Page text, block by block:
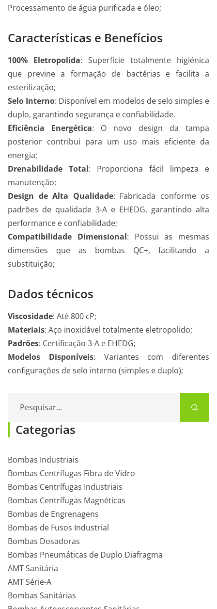
Processamento de água purificada e óleo;
Características e Benefícios
100% Eletropolida: Superfície totalmente higiénica
que previne a formação de bactérias e facilita a
esterilização;
Selo Interno: Disponível em modelos de selo simples e
duplo, garantindo segurança e confiabilidade.
Eficiência Energética: O novo design da tampa
posterior contribui para um uso mais eficiente da
energia;
Drenabilidade Total: Proporciona fácil limpeza e
manutenção;
Design de Alta Qualidade: Fabricada conforme os
padrões de qualidade 3-A e EHEDG, garantindo alta
performance e confiabilidade;
Compatibilidade Dimensional: Possui as mesmas
dimensões que as bombas QC+, facilitando a
substituição;
Dados técnicos
Viscosidade: Até 800 cP;
Materiais: Aço inoxidável totalmente eletropolido;
Padrões: Certificação 3-A e EHEDG;
Modelos Disponíveis: Variantes com diferentes
configurações de selo interno (simples e duplo);
Categorias
Bombas Industriais
Bombas Centrífugas Fibra de Vidro
Bombas Centrífugas Industriais
Bombas Centrífugas Magnéticas
Bombas de Engrenagens
Bombas de Fusos Industrial
Bombas Dosadoras
Bombas Pneumáticas de Duplo Diafragma
AMT Sanitária
AMT Série-A
Bombas Sanitárias